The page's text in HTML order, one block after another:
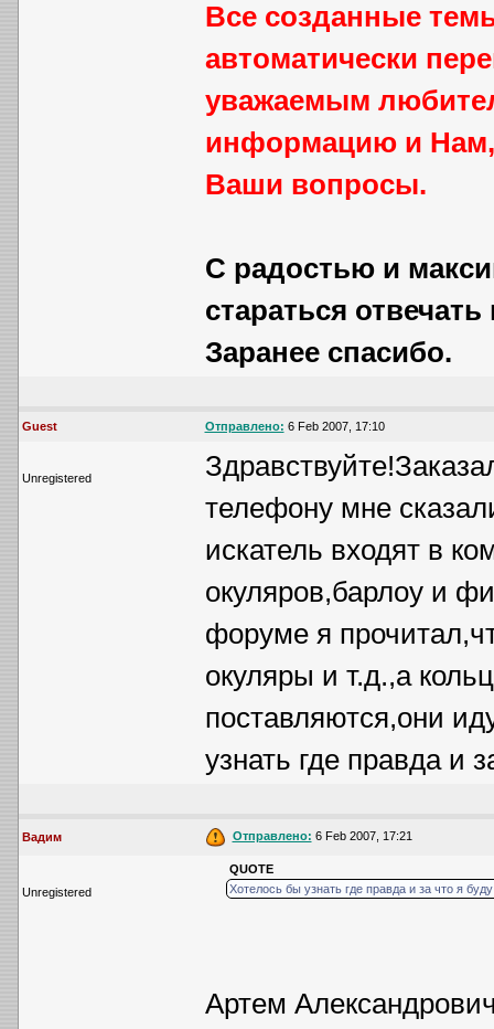
Все созданные
автоматически
уважаемым
информацию и
Ваши вопросы.
С радостью и
стараться отвечать
Заранее спасибо.
Guest Отправлено: 6 Feb 2007, 17:10
Unregistered
телефону мне
искатель входят в
окуляров,барлоу и
форуме я
окуляры и т.д.,а
поставляются,они
узнать где правда и
Вадим Отправлено: 6 Feb 2007, 17:21
Unregistered
QUOTE
Хотелось бы узнать где правда и за что я
Артем